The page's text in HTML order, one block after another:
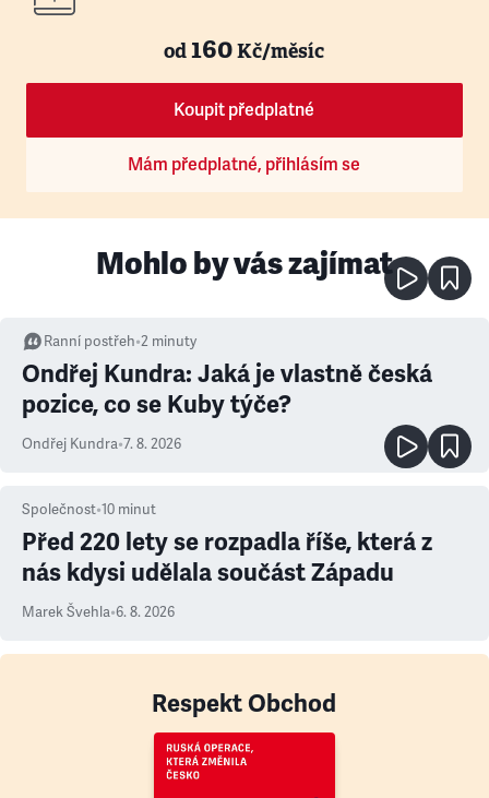
od160Kč/měsíc
Koupit předplatné
Mám předplatné, přihlásím se
Mohlo by vás zajímat
Ranní postřeh•2 minuty
Ondřej Kundra: Jaká je vlastně česká
pozice, co se Kuby týče?
Ondřej Kundra•7. 8. 2026
Společnost•10 minut
Před 220 lety se rozpadla říše, která z
nás kdysi udělala součást Západu
Marek Švehla•6. 8. 2026
Respekt Obchod